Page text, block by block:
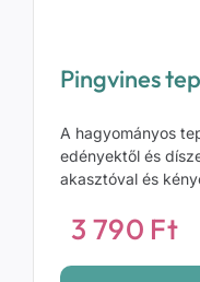
Pingvines
A hagyományos
edényektől és
akasztóval és
3 790 Ft